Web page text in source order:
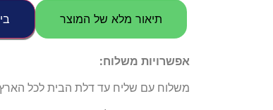
תיאור מלא של המוצר
אפשרויות משלוח:
משלוח עם שליח עד דלת הבית לכל הארץ